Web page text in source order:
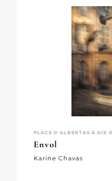
PLACE D'ALBERTAS À AIX-
Envol
Karine Chavas